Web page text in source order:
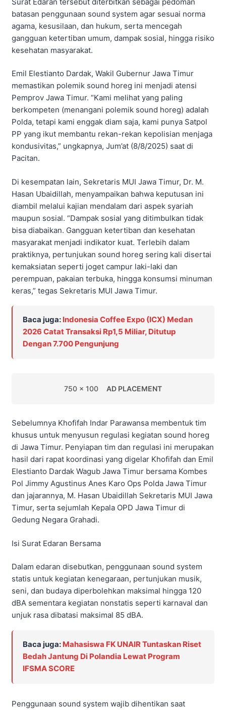
batasan penggunaan sound system agar sesuai norma
agama, kesusilaan, dan hukum, serta mencegah
gangguan ketertiban umum, dampak sosial, hingga risiko
kesehatan masyarakat.
Emil Elestianto Dardak, Wakil Gubernur Jawa Timur
memastikan polemik sound horeg ini menjadi atensi
Pemprov Jawa Timur. “Kami melihat yang paling
berkompeten (menangani polemik sound horeg) adalah
Polda, tetapi kami enggak diam saja, kami punya Satpol
PP yang ikut membantu rekan-rekan kepolisian menjaga
kondusivitas,” ungkapnya, Jum’at (8/8/2025) saat di
Pacitan.
Di kesempatan lain, Sekretaris MUI Jawa Timur, Dr. M.
Hasan Ubaidillah, menyampaikan bahwa keputusan ini
diambil melalui kajian mendalam dari aspek syariah
maupun sosial. “Dampak sosial yang ditimbulkan tidak
bisa diabaikan. Gangguan ketertiban dan kesehatan
masyarakat menjadi indikator kuat. Terlebih dalam
praktiknya, pertunjukan sound horeg sering kali disertai
kemaksiatan seperti joget campur laki-laki dan
perempuan, pakaian terbuka, hingga konsumsi minuman
keras,” tegas Sekretaris MUI Jawa Timur.
Baca juga: Indonesia Coffee Expo (ICX) Medan
2026 Catat Transaksi Rp1,5 Miliar, Ditutup
Dengan 7.700 Pengunjung
750 x 100 AD PLACEMENT
Sebelumnya Khofifah Indar Parawansa membentuk tim
khusus untuk menyusun regulasi kegiatan sound horeg
di Jawa Timur. Penyiapan tim dan regulasi ini merupakan
hasil dari rapat koordinasi yang digelar Khofifah dan Emil
Elestianto Dardak Wagub Jawa Timur bersama Kombes
Pol Jimmy Agustinus Anes Karo Ops Polda Jawa Timur
dan jajarannya, M. Hasan Ubaidillah Sekretaris MUI Jawa
Timur, serta sejumlah Kepala OPD Jawa Timur di
Gedung Negara Grahadi.
Isi Surat Edaran Bersama
Dalam edaran disebutkan, penggunaan sound system
statis untuk kegiatan kenegaraan, pertunjukan musik,
seni, dan budaya diperbolehkan maksimal hingga 120
dBA sementara kegiatan nonstatis seperti karnaval dan
unjuk rasa dibatasi maksimal 85 dBA.
Baca juga: Mahasiswa FK UNAIR Tuntaskan Riset
Bedah Jantung Di Polandia Lewat Program
IFSMA SCORE
Penggunaan sound system wajib dihentikan saat